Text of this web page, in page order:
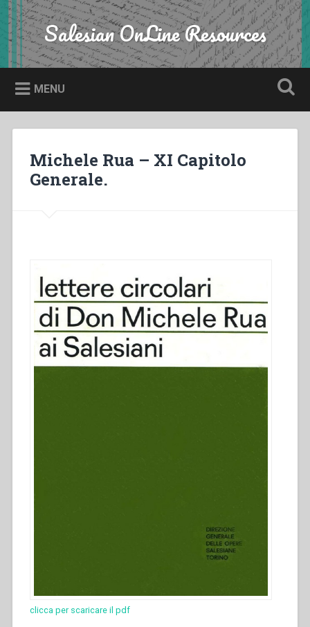
Skip
to
content
Search Salesian OnLine Resources
MENU
Michele Rua – XI Capitolo
Generale.
clicca per scaricare il pdf